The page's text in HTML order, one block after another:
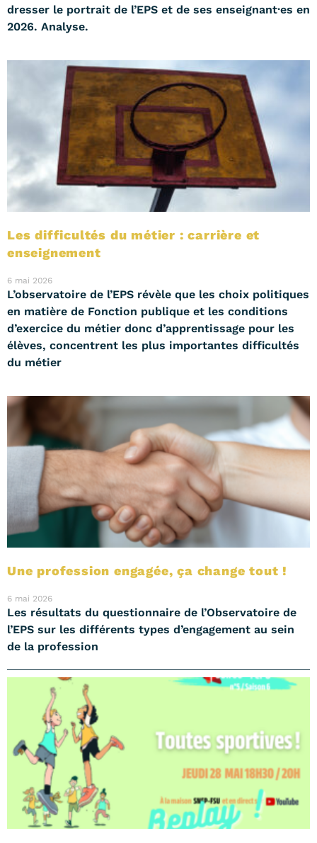
dresser le portrait de l’EPS et de ses enseignant·es en
2026. Analyse.
Les difficultés du métier : carrière et
enseignement
6 mai 2026
L’observatoire de l’EPS révèle que les choix politiques
en matière de Fonction publique et les conditions
d’exercice du métier donc d’apprentissage pour les
élèves, concentrent les plus importantes difficultés
du métier
Une profession engagée, ça change tout !
6 mai 2026
Les résultats du questionnaire de l’Observatoire de
l’EPS sur les différents types d’engagement au sein
de la profession